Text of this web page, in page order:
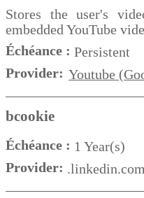
Stores the user's
embedded YouTube
Échéance : Persistent
Provider: Youtube
bcookie
Échéance : 1 Year(s)
Provider: .linkedin.com